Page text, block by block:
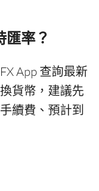
匯率？
App 查詢最新
貨幣，建議先
續費、預計到